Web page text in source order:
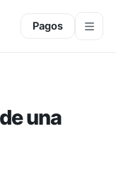
Pagos
una